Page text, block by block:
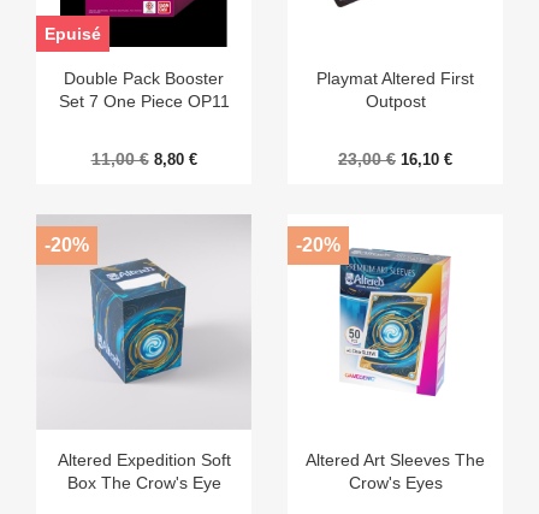
Double Pack Booster
Set 7 One Piece OP11
11,00 € 8,80 €
Epuisé
Playmat Altered First
Outpost
23,00 € 16,10 €
Altered Expedition Soft
Box The Crow's Eye
-20%
Altered Art Sleeves The
Crow's Eyes
-20%